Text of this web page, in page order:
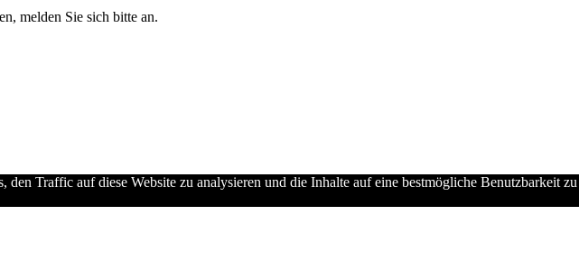
melden Sie sich bitte an.
den Traffic auf diese Website zu analysieren und die Inhalte auf eine bestmögliche Benutzbarkeit